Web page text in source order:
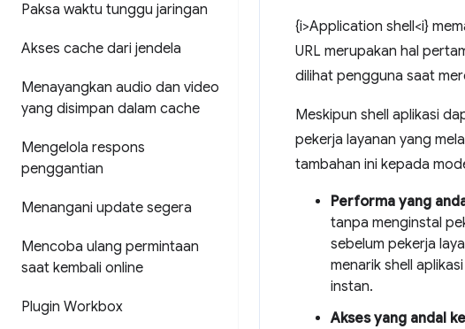
Paksa waktu tunggu jaringan
Akses cache dari jendela
Menayangkan audio dan video
yang disimpan dalam cache
Mengelola respons
penggantian
Menangani update segera
Mencoba ulang permintaan
saat kembali online
Plugin Workbox
{i>Application shell<i}
URL merupakan hal
dilihat pengguna saat
Meskipun shell aplikasi
pekerja layanan yang
tambahan ini kepada
Performa yang
tanpa menginstal
sebelum pekerja
menarik shell
instan.
Akses yang andal